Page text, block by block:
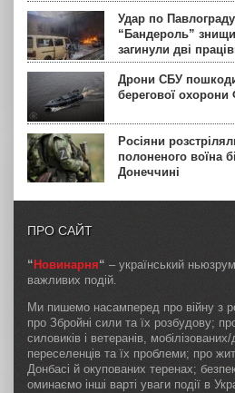
Удар по
“Бандероль”
загинули дві
Дрони СБУ
берегової
Росіяни
полоненого воїна
Донеччині
ПРО САЙТ
“ Новинарня“ – український
важливих подій.
Ми пишемо насамперед про війну з
про Збройні сили та їх розбудову;
силовиків і ветеранів,
переселенців та їх проблеми; про
Донбасі й окупованих теренах;
оминаємо інші варті уваги події в